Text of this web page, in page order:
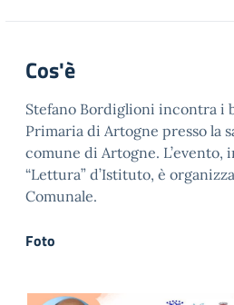
Cos'è
Stefano Bordiglioni incontra i
Primaria di Artogne presso la
comune di Artogne. L’evento,
“Lettura” d’Istituto, è
Comunale.
Foto